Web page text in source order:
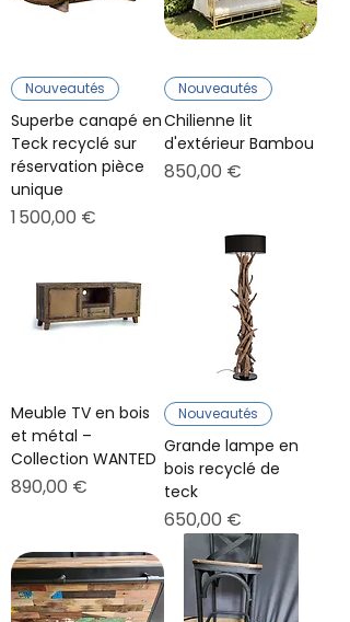
Nouveautés
Superbe canapé en
Teck recyclé sur
réservation pièce
unique
Prix
1 500,00 €
Nouveautés
Chilienne lit
d'extérieur Bambou
Prix
850,00 €
Meuble TV en bois
et métal –
Collection WANTED
Prix
890,00 €
Nouveautés
Grande lampe en
bois recyclé de
teck
Prix
650,00 €